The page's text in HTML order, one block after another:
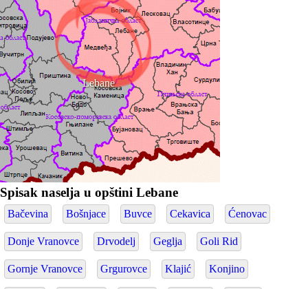
Lebane
Spisak naselja u opštini Lebane
Bačevina Bošnjace Buvce Cekavica Ćenovac
Donje Vranovce Drvodelj Geglja Goli Rid
Gornje Vranovce Grgurovce Klajić Konjino